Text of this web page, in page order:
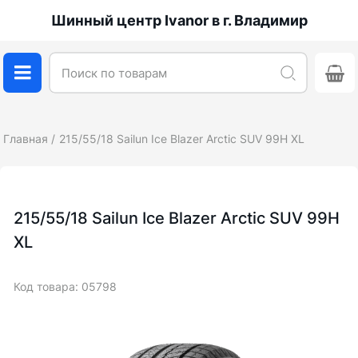
Шинный центр Ivanor в г. Владимир
Главная 215/55/18 Sailun Ice Blazer Arctic SUV 99H XL
215/55/18 Sailun Ice Blazer Arctic SUV 99H
XL
Код товара: 05798